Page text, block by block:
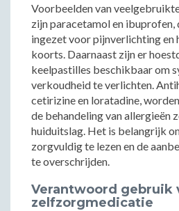
Voorbeelden van
zijn paracetamol en ibuprofen,
ingezet voor pijnverlichting en
koorts. Daarnaast zijn er
keelpastilles beschikbaar om
verkoudheid te verlichten.
cetirizine en loratadine,
de behandeling van allergieën
huiduitslag. Het is belangrijk
zorgvuldig te lezen en de
te overschrijden.
Verantwoord gebruik
zelfzorgmedicatie